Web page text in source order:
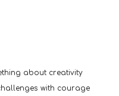
about creativity
with courage